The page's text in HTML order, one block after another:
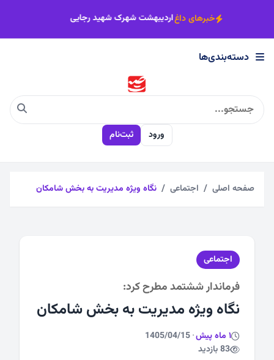
×
دسته‌بندی‌ها
اجتماعی
چندرسانه
فرهنگی
ورزشی
خبرهای داغ
مزاحمت موتورسواران در بوستان اردیبهشت شهرک شهید رجایی
دسته‌بندی‌ها
ورود ثبت‌نام
صفحه اصلی اجتماعی نگاه ویژه مدیریت به بخش شامکان
اجتماعی
فرماندار ششتمد مطرح کرد:
نگاه ویژه مدیریت به بخش شامکان
1 ماه پیش ·
1405/04/15
83 بازدید